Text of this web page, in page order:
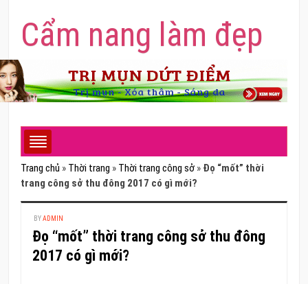
Cẩm nang làm đẹp
Trang chủ » Thời trang » Thời trang công sở » Đọ “mốt” thời
trang công sở thu đông 2017 có gì mới?
BYADMIN
Đọ “mốt” thời trang công sở thu đông
2017 có gì mới?